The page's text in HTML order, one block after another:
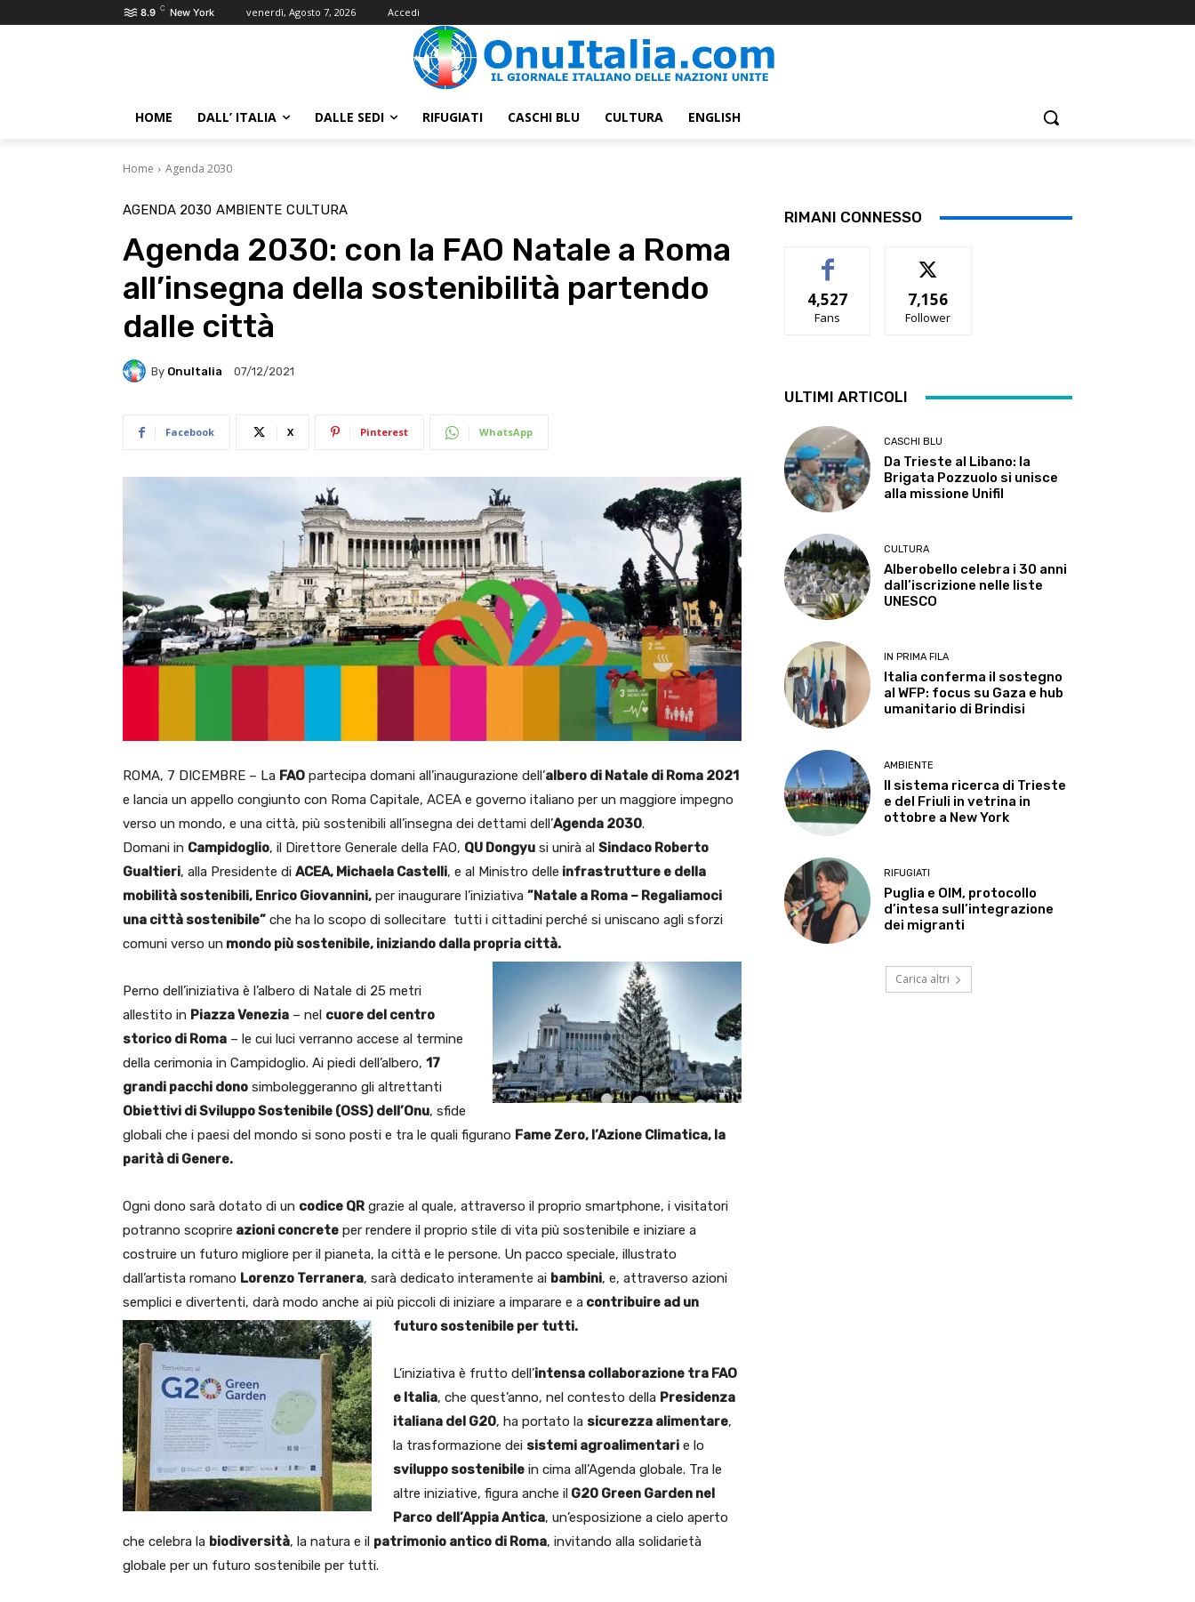
8.9 C New York venerdì, Agosto 7, 2026 Accedi
HOME DALL’ ITALIA DALLE SEDI RIFUGIATI CASCHI BLU CULTURA ENGLISH
Home Agenda 2030
AGENDA 2030 AMBIENTE CULTURA
Agenda 2030: con la FAO Natale a Roma
all’insegna della sostenibilità partendo
dalle città
By OnuItalia 07/12/2021
Facebook X Pinterest WhatsApp
ROMA, 7 DICEMBRE – La FAO partecipa domani all’inaugurazione dell’albero di Natale di Roma 2021
e lancia un appello congiunto con Roma Capitale, ACEA e governo italiano per un maggiore impegno
verso un mondo, e una città, più sostenibili all’insegna dei dettami dell’Agenda 2030.
Domani in Campidoglio, il Direttore Generale della FAO, QU Dongyu si unirà al Sindaco Roberto
Gualtieri, alla Presidente di ACEA, Michaela Castelli, e al Ministro delle infrastrutture e della
mobilità sostenibili, Enrico Giovannini, per inaugurare l’iniziativa ”Natale a Roma – Regaliamoci
una città sostenibile” che ha lo scopo di sollecitare tutti i cittadini perché si uniscano agli sforzi
comuni verso un mondo più sostenibile, iniziando dalla propria città.
Perno dell’iniziativa è l’albero di Natale di 25 metri
allestito in Piazza Venezia – nel cuore del centro
storico di Roma – le cui luci verranno accese al termine
della cerimonia in Campidoglio. Ai piedi dell’albero, 17
grandi pacchi dono simboleggeranno gli altrettanti
Obiettivi di Sviluppo Sostenibile (OSS) dell’Onu, sfide
globali che i paesi del mondo si sono posti e tra le quali figurano Fame Zero, l’Azione Climatica, la
parità di Genere.
Ogni dono sarà dotato di un codice QR grazie al quale, attraverso il proprio smartphone, i visitatori
potranno scoprire azioni concrete per rendere il proprio stile di vita più sostenibile e iniziare a
costruire un futuro migliore per il pianeta, la città e le persone. Un pacco speciale, illustrato
dall’artista romano Lorenzo Terranera, sarà dedicato interamente ai bambini, e, attraverso azioni
semplici e divertenti, darà modo anche ai più piccoli di iniziare a imparare e a contribuire ad un
futuro sostenibile per tutti.
L’iniziativa è frutto dell’intensa collaborazione tra FAO
e Italia, che quest’anno, nel contesto della Presidenza
italiana del G20, ha portato la sicurezza alimentare,
la trasformazione dei sistemi agroalimentari e lo
sviluppo sostenibile in cima all’Agenda globale. Tra le
altre iniziative, figura anche il G20 Green Garden nel
Parco dell’Appia Antica, un’esposizione a cielo aperto
che celebra la biodiversità, la natura e il patrimonio antico di Roma, invitando alla solidarietà
globale per un futuro sostenibile per tutti.
RIMANI CONNESSO
4,527
Fans
7,156
Follower
ULTIMI ARTICOLI
CASCHI BLU
Da Trieste al Libano: la
Brigata Pozzuolo si unisce
alla missione Unifil
CULTURA
Alberobello celebra i 30 anni
dall’iscrizione nelle liste
UNESCO
IN PRIMA FILA
Italia conferma il sostegno
al WFP: focus su Gaza e hub
umanitario di Brindisi
AMBIENTE
Il sistema ricerca di Trieste
e del Friuli in vetrina in
ottobre a New York
RIFUGIATI
Puglia e OIM, protocollo
d’intesa sull’integrazione
dei migranti
Carica altri